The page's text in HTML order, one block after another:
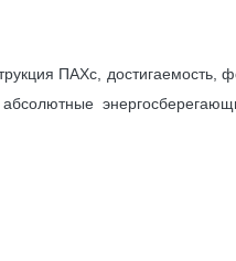
ПАХс, достигаемость,